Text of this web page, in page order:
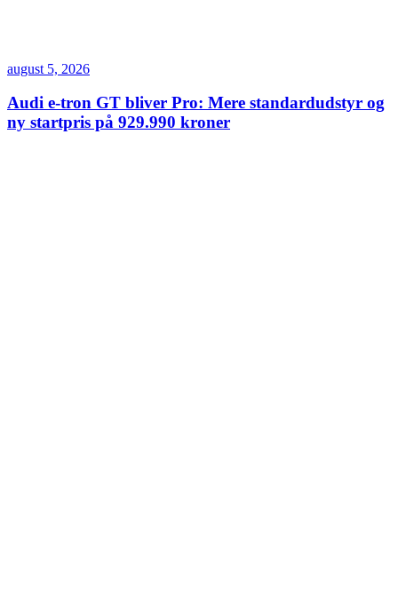
august 5, 2026
Audi e-tron GT bliver Pro: Mere standardudstyr og
ny startpris på 929.990 kroner